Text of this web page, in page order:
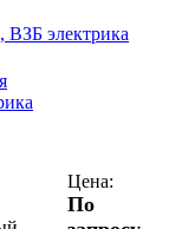
электрика
Цена:
По